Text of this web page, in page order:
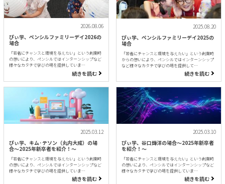
2026.08.06
ぴぃ学、ペンシルファミリーデイ2026の
場合
「若者にチャンスと環境を与えたい」という創業時
の想いにより、ペンシルではインターンシップなど
様々なカタチで学びの場を提供していま…
続きを読む
2025.08.20
ぴぃ学、ペンシルファミリーデイ2025の
場合
「若者にチャンスと環境を与えたい」という創業時
からの想いにより、ペンシルではインターンシップ
など様々なカタチで学びの場を提供して…
続きを読む
2025.03.12
ぴぃ学、キム·テソン（丸内大成）の場
合〜2025年新卒者を紹介！〜
「若者にチャンスと環境を与えたい」という創業時
の想いにより、ペンシルではインターンシップなど
様々なカタチで学びの場を提供していま…
続きを読む
2025.03.10
ぴぃ学、谷口輝洋の場合〜2025年新卒者
を紹介！〜
「若者にチャンスと環境を与えたい」という創業時
の想いにより、ペンシルではインターンシップなど
様々なカタチで学びの場を提供していま…
続きを読む